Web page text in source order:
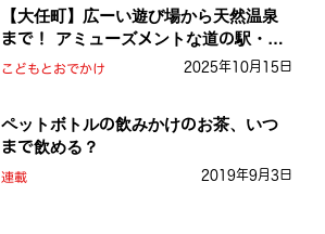
【大任町】広ーい遊び場から天然温泉
まで！ アミューズメントな道の駅・お
おとう桜街道
こどもとおでかけ 2025年10月15日
ペットボトルの飲みかけのお茶、いつ
まで飲める？
連載 2019年9月3日